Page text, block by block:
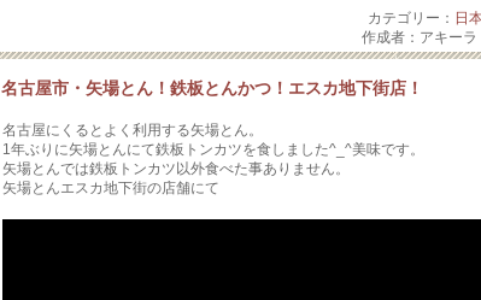
カテゴリー： 日
作成者：アキーラ
名古屋市・矢場とん！鉄板とんかつ！エスカ地下街店！
名古屋にくるとよく利用する矢場とん。
1年ぶりに矢場とんにて鉄板トンカツを食しました^_^美味です。
矢場とんでは鉄板トンカツ以外食べた事ありません。
矢場とんエスカ地下街の店舗にて